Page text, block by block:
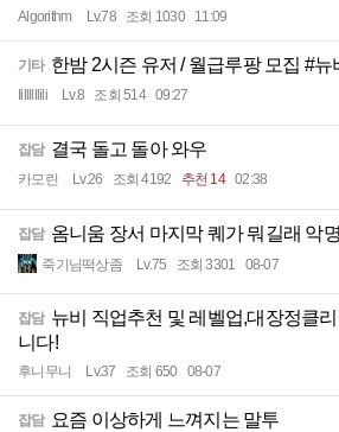
Algorithm Lv.78 조회 1030 11:09
기타 한밤 2시즌 유저 / 월급루팡 모집 #뉴
Iillllllili Lv.8 조회 514 09:27
잡담 결국 돌고 돌아 와우
카모린 Lv.26 조회 4192 추천 14 02:38
잡담 옴니움 장서 마지막 퀘가 뭐길래 악
죽기님떡상좀 Lv.75 조회 3301 08-07
잡담 뉴비 직업추천 및 레벨업,대장정클
니다!
후니무니 Lv.37 조회 650 08-07
잡담 요즘 이상하게 느껴지는 말투